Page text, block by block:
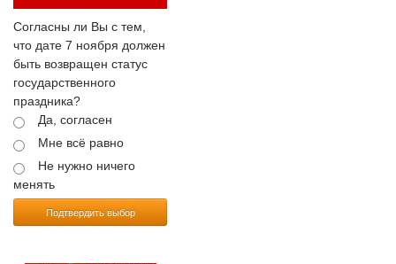
Согласны ли Вы с тем,
что дате 7 ноября должен
быть возвращен статус
государственного
праздника?
Да, согласен
Мне всё равно
Не нужно ничего
менять
Подтвердить выбор